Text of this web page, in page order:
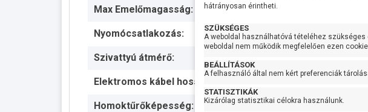
Max Emelőmagasság:
Nyomócsatlakozás: 2 coll
Szivattyú átmérő:
Elektromos kábel hossza: 1,5 méter
Homoktűrőképesség: 150 g/m3
hátrányosan érintheti.
SZÜKSÉGES
A weboldal használhatóvá tételéhez
weboldal nem működik megfelelően ezen
BEÁLLÍTÁSOK
A felhasználó által nem kért preferenciák
STATISZTIKÁK
Kizárólag statisztikai célokra használunk.